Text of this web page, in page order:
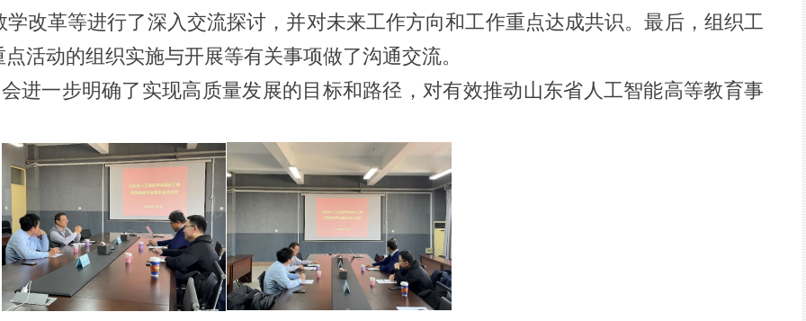
改革等进行了深入交流探讨，并对未来工作方向和工作重点达成共识。最后，组织工
活动的组织实施与开展等有关事项做了沟通交流。
进一步明确了实现高质量发展的目标和路径，对有效推动山东省人工智能高等教育事